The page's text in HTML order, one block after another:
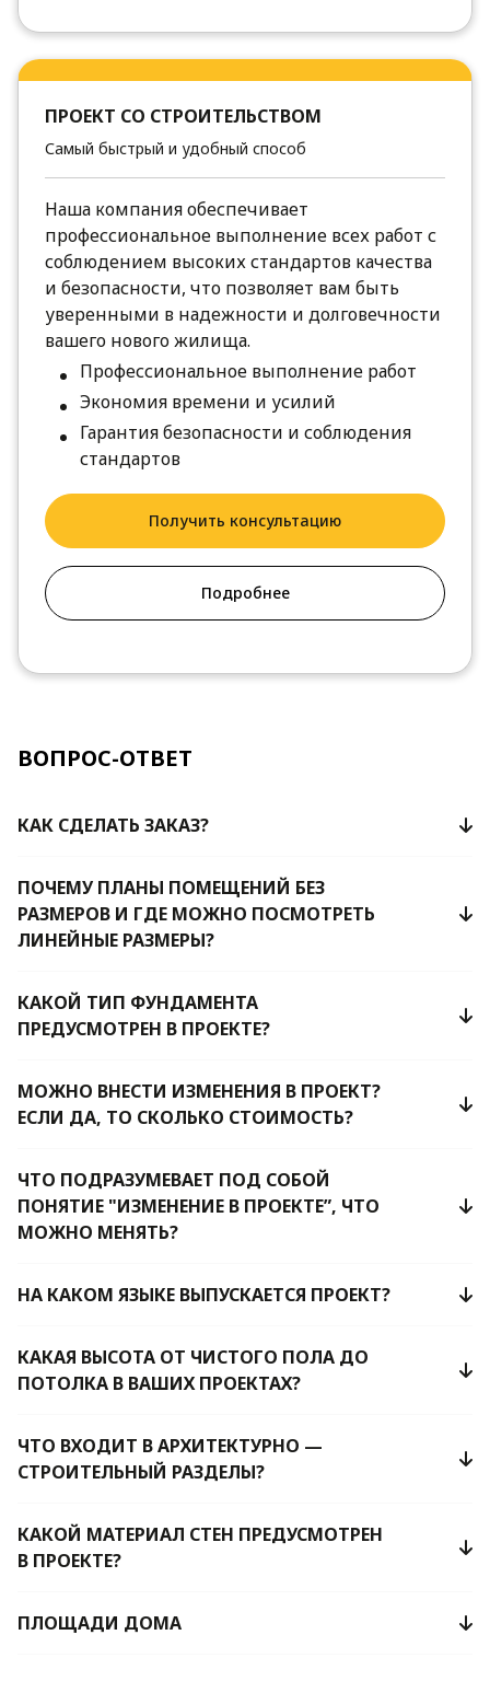
ПРОЕКТ СО СТРОИТЕЛЬСТВОМ
Самый быстрый и удобный способ
Наша компания обеспечивает
профессиональное выполнение всех работ с
соблюдением высоких стандартов качества
и безопасности, что позволяет вам быть
уверенными в надежности и долговечности
вашего нового жилища.
Профессиональное выполнение работ
Экономия времени и усилий
Гарантия безопасности и соблюдения
стандартов
Получить консультацию
Подробнее
ВОПРОС-ОТВЕТ
КАК СДЕЛАТЬ ЗАКАЗ?
ПОЧЕМУ ПЛАНЫ ПОМЕЩЕНИЙ БЕЗ
РАЗМЕРОВ И ГДЕ МОЖНО ПОСМОТРЕТЬ
ЛИНЕЙНЫЕ РАЗМЕРЫ?
КАКОЙ ТИП ФУНДАМЕНТА
ПРЕДУСМОТРЕН В ПРОЕКТЕ?
МОЖНО ВНЕСТИ ИЗМЕНЕНИЯ В ПРОЕКТ?
ЕСЛИ ДА, ТО СКОЛЬКО СТОИМОСТЬ?
ЧТО ПОДРАЗУМЕВАЕТ ПОД СОБОЙ
ПОНЯТИЕ "ИЗМЕНЕНИЕ В ПРОЕКТЕ”, ЧТО
МОЖНО МЕНЯТЬ?
НА КАКОМ ЯЗЫКЕ ВЫПУСКАЕТСЯ ПРОЕКТ?
КАКАЯ ВЫСОТА ОТ ЧИСТОГО ПОЛА ДО
ПОТОЛКА В ВАШИХ ПРОЕКТАХ?
ЧТО ВХОДИТ В АРХИТЕКТУРНО —
СТРОИТЕЛЬНЫЙ РАЗДЕЛЫ?
КАКОЙ МАТЕРИАЛ СТЕН ПРЕДУСМОТРЕН
В ПРОЕКТЕ?
ПЛОЩАДИ ДОМА